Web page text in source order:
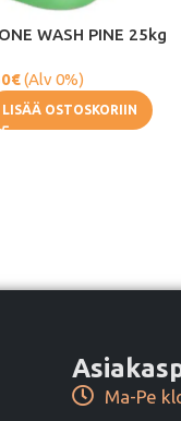
WASH PINE 25kg
€(Alv 0%)
LISÄÄ OSTOSKORIIN
Ma-Pe